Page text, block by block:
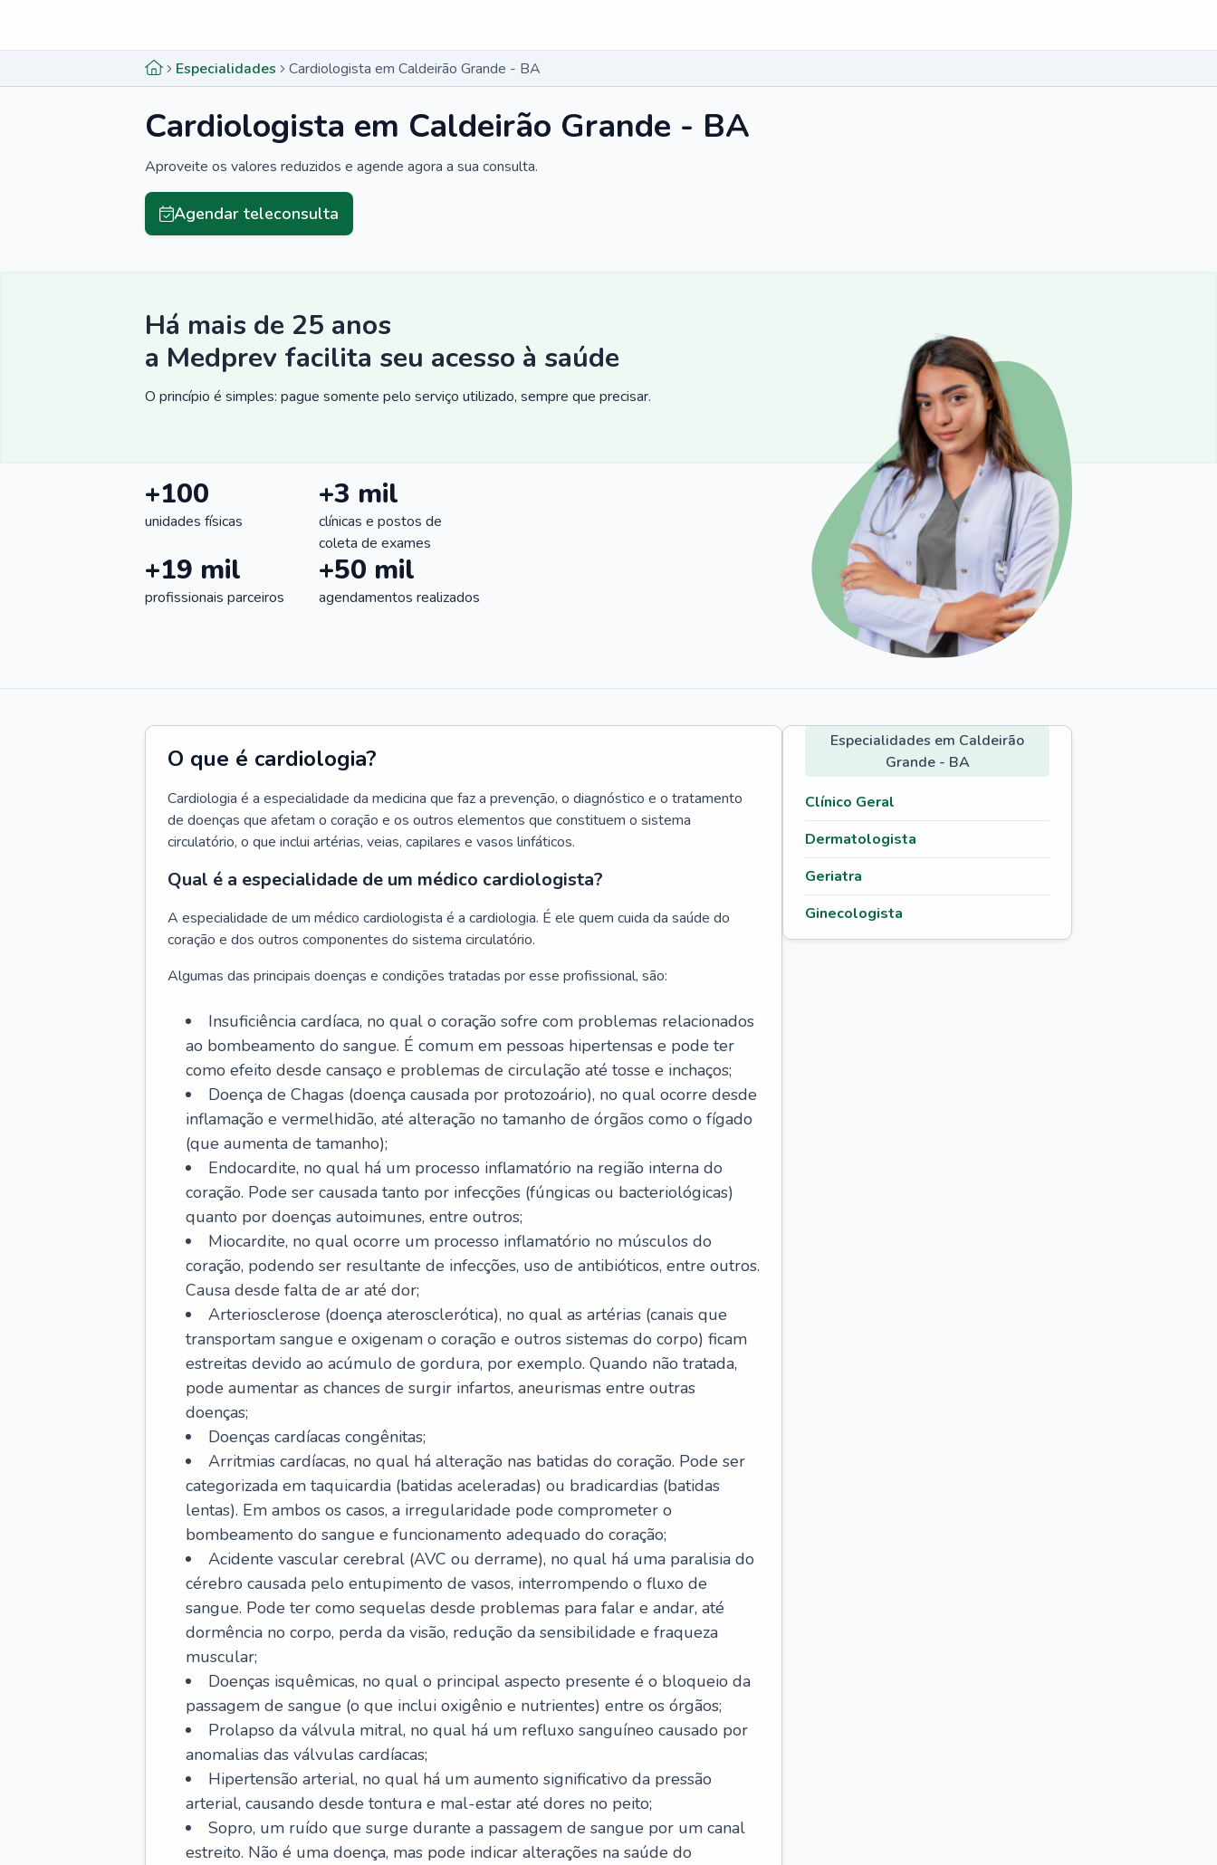
Especialidades Cardiologista em Caldeirão Grande - BA
Cardiologista em Caldeirão Grande - BA
Aproveite os valores reduzidos e agende agora a sua consulta.
Agendar teleconsulta
Há mais de 25 anos
a Medprev facilita seu acesso à saúde
O princípio é simples: pague somente pelo serviço utilizado, sempre que precisar.
+100
unidades físicas
+3 mil
clínicas e postos de
coleta de exames
+19 mil
profissionais parceiros
+50 mil
agendamentos realizados
O que é cardiologia?
Cardiologia é a especialidade da medicina que faz a prevenção, o diagnóstico e o tratamento
de doenças que afetam o coração e os outros elementos que constituem o sistema
circulatório, o que inclui artérias, veias, capilares e vasos linfáticos.
Qual é a especialidade de um médico cardiologista?
A especialidade de um médico cardiologista é a cardiologia. É ele quem cuida da saúde do
coração e dos outros componentes do sistema circulatório.
Algumas das principais doenças e condições tratadas por esse profissional, são:
Insuficiência cardíaca, no qual o coração sofre com problemas relacionados
ao bombeamento do sangue. É comum em pessoas hipertensas e pode ter
como efeito desde cansaço e problemas de circulação até tosse e inchaços;
Doença de Chagas (doença causada por protozoário), no qual ocorre desde
inflamação e vermelhidão, até alteração no tamanho de órgãos como o fígado
(que aumenta de tamanho);
Endocardite, no qual há um processo inflamatório na região interna do
coração. Pode ser causada tanto por infecções (fúngicas ou bacteriológicas)
quanto por doenças autoimunes, entre outros;
Miocardite, no qual ocorre um processo inflamatório no músculos do
coração, podendo ser resultante de infecções, uso de antibióticos, entre outros.
Causa desde falta de ar até dor;
Arteriosclerose (doença aterosclerótica), no qual as artérias (canais que
transportam sangue e oxigenam o coração e outros sistemas do corpo) ficam
estreitas devido ao acúmulo de gordura, por exemplo. Quando não tratada,
pode aumentar as chances de surgir infartos, aneurismas entre outras
doenças;
Doenças cardíacas congênitas;
Arritmias cardíacas, no qual há alteração nas batidas do coração. Pode ser
categorizada em taquicardia (batidas aceleradas) ou bradicardias (batidas
lentas). Em ambos os casos, a irregularidade pode comprometer o
bombeamento do sangue e funcionamento adequado do coração;
Acidente vascular cerebral (AVC ou derrame), no qual há uma paralisia do
cérebro causada pelo entupimento de vasos, interrompendo o fluxo de
sangue. Pode ter como sequelas desde problemas para falar e andar, até
dormência no corpo, perda da visão, redução da sensibilidade e fraqueza
muscular;
Doenças isquêmicas, no qual o principal aspecto presente é o bloqueio da
passagem de sangue (o que inclui oxigênio e nutrientes) entre os órgãos;
Prolapso da válvula mitral, no qual há um refluxo sanguíneo causado por
anomalias das válvulas cardíacas;
Hipertensão arterial, no qual há um aumento significativo da pressão
arterial, causando desde tontura e mal-estar até dores no peito;
Sopro, um ruído que surge durante a passagem de sangue por um canal
estreito. Não é uma doença, mas pode indicar alterações na saúde do
Especialidades em Caldeirão
Grande - BA
Clínico Geral
Dermatologista
Geriatra
Ginecologista